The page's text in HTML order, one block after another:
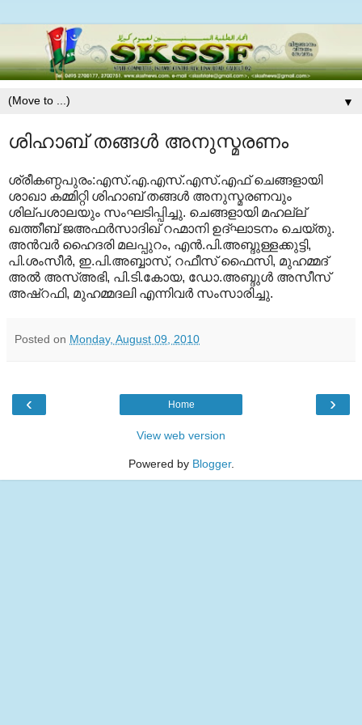
▼
ശിഹാബ് തങ്ങള്‍ അനുസ്മരണം
ശ്രീകണ്ഠപുരം:എസ്.എ.എസ്.എസ്.എഫ് ചെങ്ങളായി
ശാഖാ കമ്മിറ്റി ശിഹാബ് തങ്ങള്‍ അനുസ്മരണവും
ശില്പശാലയും സംഘടിപ്പിച്ചു. ചെങ്ങളായി മഹല്ല്
ഖത്തീബ് ജഅഫര്‍സാദിഖ് റഹ്മാനി ഉദ്ഘാടനം ചെയ്തു.
അന്‍വര്‍ ഹൈദരി മലപ്പുറം, എന്‍.പി.അബ്ദുള്ളക്കുട്ടി,
പി.ശംസീര്‍, ഇ.പി.അബ്ബാസ്, റഫീസ് ഫൈസി, മുഹമ്മദ്
അല്‍ അസ്അഭി, പി.ടി.കോയ, ഡോ.അബ്ദുള്‍ അസീസ്
അഷ്‌റഫി, മുഹമ്മദലി എന്നിവര്‍ സംസാരിച്ചു.
Posted on Monday, August 09, 2010
‹ ›
Home
View web version
Powered by Blogger.